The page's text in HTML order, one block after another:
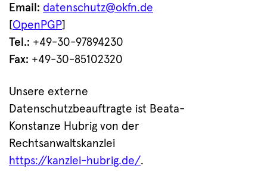
Email: datenschutz@okfn.de
[OpenPGP]
Tel.: +49-30-97894230
Fax: +49-30-85102320
Unsere externe
Datenschutzbeauftragte ist Beata-
Konstanze Hubrig von der
Rechtsanwaltskanzlei
https://kanzlei-hubrig.de/.